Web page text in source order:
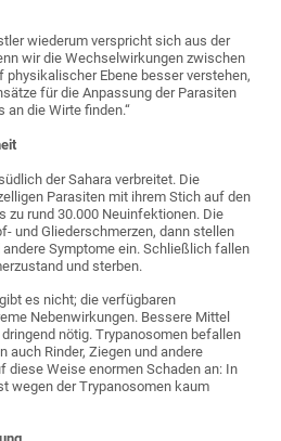
wiederum verspricht sich aus der
wir die Wechselwirkungen zwischen
physikalischer Ebene besser verstehen,
für die Anpassung der Parasiten
die Wirte finden.“
der Sahara verbreitet. Die
Parasiten mit ihrem Stich auf den
zu rund 30.000 Neuinfektionen. Die
und Gliederschmerzen, dann stellen
Symptome ein. Schließlich fallen
und sterben.
es nicht; die verfügbaren
Nebenwirkungen. Bessere Mittel
nötig. Trypanosomen befallen
auch Rinder, Ziegen und andere
diese Weise enormen Schaden an: In
wegen der Trypanosomen kaum